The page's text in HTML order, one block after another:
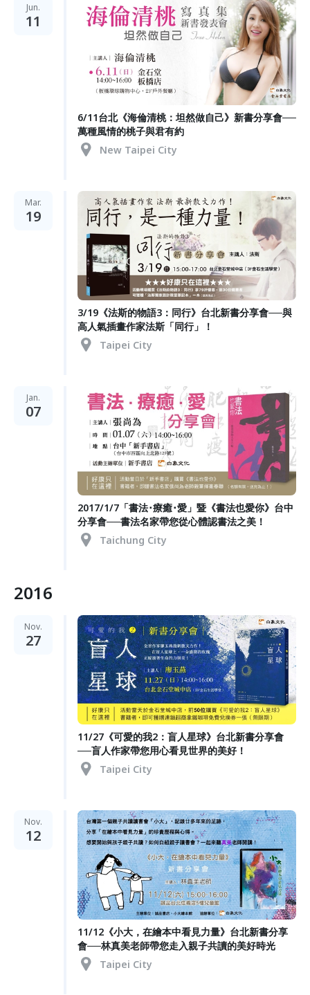
Jun.
11
6/11台北《海倫清桃：坦然做自己​》新書分享會──
萬種風情的桃子與君有約
New Taipei City
Mar.
19
3/19《法斯的物語3：同行​》台北新書分享會──與
高人氣插畫作家法斯「同行」！
Taipei City
Jan.
07
2017/1/7「書法･療癒･愛」暨《書法也愛你》台中
分享會──書法名家帶您從心體認書法之美！
Taichung City
2016
Nov.
27
11/27《可愛的我2：盲人星球》台北新書分享會
──盲人作家帶您用心看見世界的美好！
Taipei City
Nov.
12
11/12《小大，在繪本中看見力量》台北新書分享
會──林真美老師帶您走入親子共讀的美好時光
Taipei City